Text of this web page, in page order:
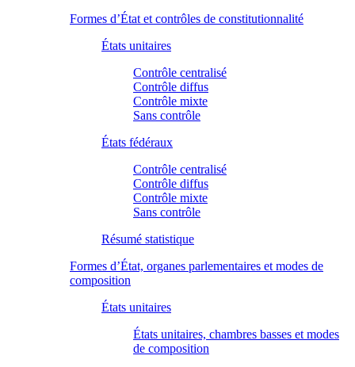
Formes d’État et contrôles de constitutionnalité
États unitaires
Contrôle centralisé
Contrôle diffus
Contrôle mixte
Sans contrôle
États fédéraux
Contrôle centralisé
Contrôle diffus
Contrôle mixte
Sans contrôle
Résumé statistique
Formes d’État, organes parlementaires et modes de
composition
États unitaires
États unitaires, chambres basses et modes
de composition